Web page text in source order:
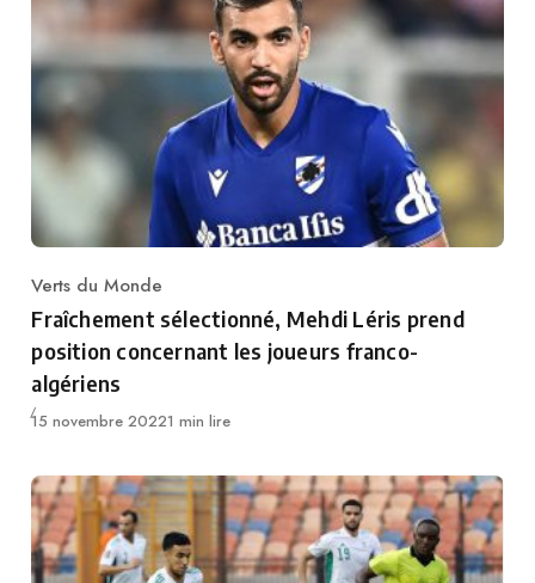
Category
Verts du Monde
Fraîchement sélectionné, Mehdi Léris prend
position concernant les joueurs franco-
algériens
Publié
15 novembre 20221 min lire